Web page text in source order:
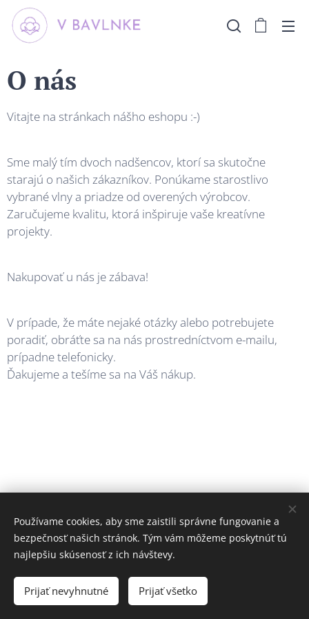
O nás
Vitajte na stránkach nášho eshopu :-)
Sme malý tím dvoch nadšencov, ktorí sa skutočne
starajú o našich zákazníkov. Ponúkame starostlivo
vybrané vlny a priadze od overených výrobcov.
Zaručujeme kvalitu, ktorá inšpiruje vaše kreatívne
projekty.
Nakupovať u nás je zábava!
V prípade, že máte nejaké otázky alebo potrebujete
poradiť, obráťte sa na nás prostredníctvom e-mailu,
prípadne telefonicky.
Ďakujeme a tešíme sa na Váš nákup.
© 2026 Všetky práva vyhradené
Cookies
Používame cookies, aby sme zaistili správne fungovanie a
bezpečnosť našich stránok. Tým vám môžeme poskytnúť tú
najlepšiu skúsenosť z ich návštevy.
Prijať nevyhnutné Prijať všetko